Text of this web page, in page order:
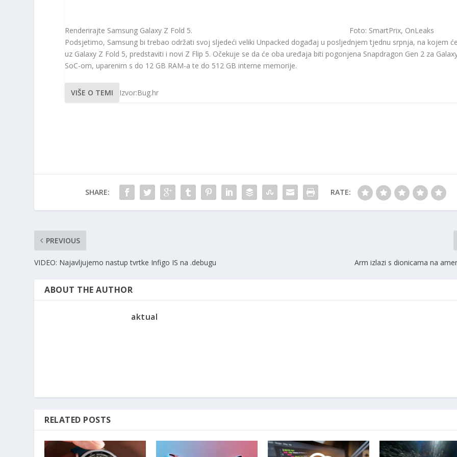
Renderirajte Samsung Galaxy Z Fold 5.
Foto: SmartPrix, OnLeaks
Podsjetimo, Samsung bi trebao održati svoj sljedeći veliki Unpacked događaj u posljednjem tjednu srpnja, na kojem
uz Galaxy Z Fold 5, predstaviti i novi Z Flip 5. Očekuje se da će oba uređaja biti pogonjena Snapdragon Gen 2 za
SoC-om, uparenim s do 12 GB RAM-a te do 512 GB interne memorije.
VIŠE O TEMI Izvor:Bug.hr
SHARE: RATE:
PREVIOUS
VIDEO: Najavljujemo nastup tvrtke Infigo IS na .debugu Arm izlazi s dionicama na
ABOUT THE AUTHOR
aktual
RELATED POSTS